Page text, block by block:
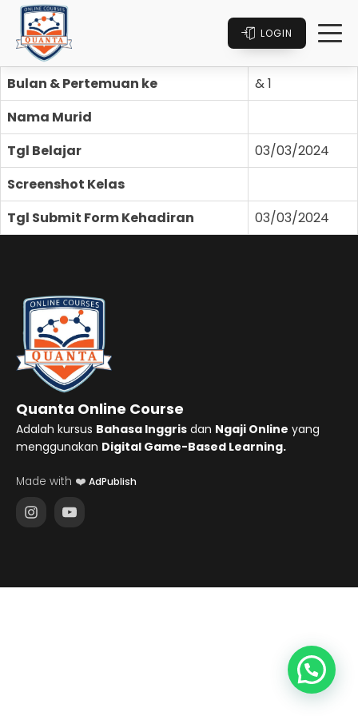
LOGIN
Bulan & Pertemuan ke
& 1
Nama Murid
Tgl Belajar
03/03/2024
Screenshot Kelas
Tgl Submit Form Kehadiran
03/03/2024
Quanta Online Course
Adalah kursus Bahasa Inggris dan Ngaji Online yang
menggunakan Digital Game-Based Learning.
Made with ❤️ AdPublish